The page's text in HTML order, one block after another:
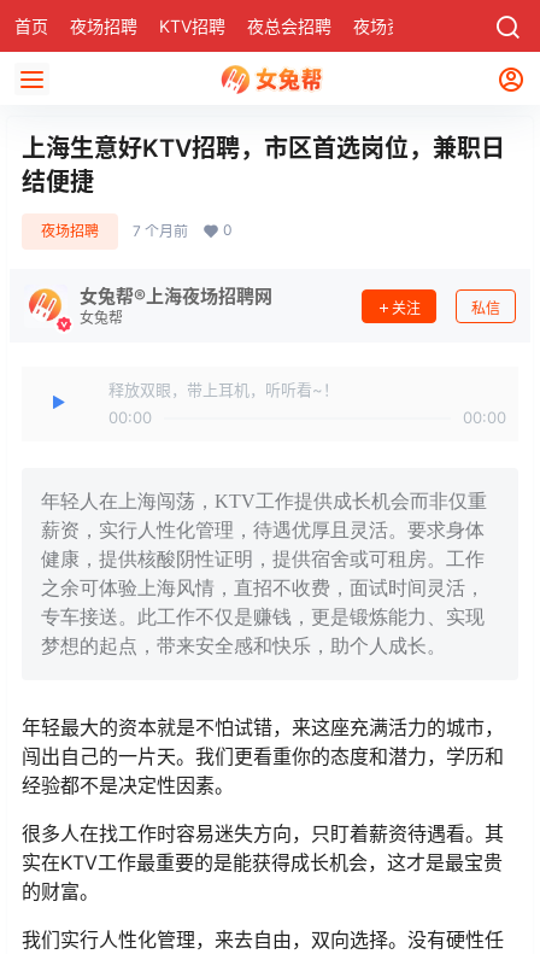
首页 夜场招聘 KTV招聘 夜总会招聘 夜场资讯 社区
上海生意好KTV招聘，市区首选岗位，兼职日
结便捷​
夜场招聘 7 个月前 0
女兔帮®上海夜场招聘网
女兔帮
关注 私信
释放双眼，带上耳机，听听看~！
00:00
00:00
年轻人在上海闯荡，KTV工作提供成长机会而非仅重
薪资，实行人性化管理，待遇优厚且灵活。要求身体
健康，提供核酸阴性证明，提供宿舍或可租房。工作
之余可体验上海风情，直招不收费，面试时间灵活，
专车接送。此工作不仅是赚钱，更是锻炼能力、实现
梦想的起点，带来安全感和快乐，助个人成长。
年轻最大的资本就是不怕试错，来这座充满活力的城市，
闯出自己的一片天。我们更看重你的态度和潜力，学历和
经验都不是决定性因素。
很多人在找工作时容易迷失方向，只盯着薪资待遇看。其
实在KTV工作最重要的是能获得成长机会，这才是最宝贵
的财富。
我们实行人性化管理，来去自由，双向选择。没有硬性任